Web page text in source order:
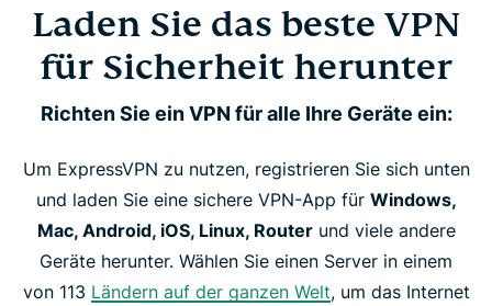
Laden Sie das beste VPN
für Sicherheit herunter
Richten Sie ein VPN für alle Ihre Geräte ein:
Um ExpressVPN zu nutzen, registrieren Sie sich unten
und laden Sie eine sichere VPN-App für Windows,
Mac, Android, iOS, Linux, Routerund viele andere
Geräte herunter. Wählen Sie einen Server in einem
von 113 Ländern auf der ganzen Welt, um das Internet